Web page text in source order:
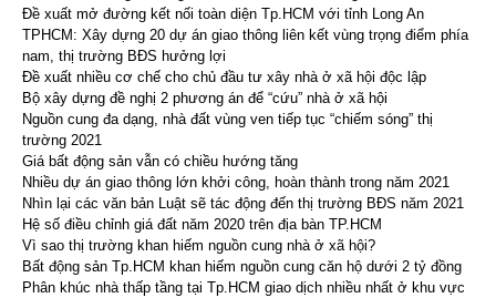
Đề xuất mở đường kết nối toàn diện Tp.HCM với tỉnh Long An
TPHCM: Xây dựng 20 dự án giao thông liên kết vùng trọng điểm phía
nam, thị trường BĐS hưởng lợi
Đề xuất nhiều cơ chế cho chủ đầu tư xây nhà ở xã hội độc lập
Bộ xây dựng đề nghị 2 phương án để “cứu” nhà ở xã hội
Nguồn cung đa dạng, nhà đất vùng ven tiếp tục “chiếm sóng” thị
trường 2021
Giá bất động sản vẫn có chiều hướng tăng
Nhiều dự án giao thông lớn khởi công, hoàn thành trong năm 2021
Nhìn lại các văn bản Luật sẽ tác động đến thị trường BĐS năm 2021
Hệ số điều chỉnh giá đất năm 2020 trên địa bàn TP.HCM
Vì sao thị trường khan hiếm nguồn cung nhà ở xã hội?
Bất động sản Tp.HCM khan hiếm nguồn cung căn hộ dưới 2 tỷ đồng
Phân khúc nhà thấp tầng tại Tp.HCM giao dịch nhiều nhất ở khu vực